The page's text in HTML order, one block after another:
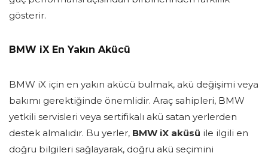
gösterir.
BMW iX En Yakın Akücü
BMW iX için en yakın akücü bulmak, akü değişimi veya
bakımı gerektiğinde önemlidir. Araç sahipleri, BMW
yetkili servisleri veya sertifikalı akü satan yerlerden
destek almalıdır. Bu yerler, BMW iX aküsü ile ilgili en
doğru bilgileri sağlayarak, doğru akü seçimini